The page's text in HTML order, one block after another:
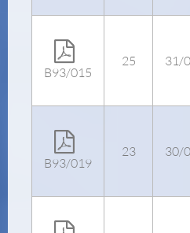
B93/015
25 31/
B93/019
23 30/